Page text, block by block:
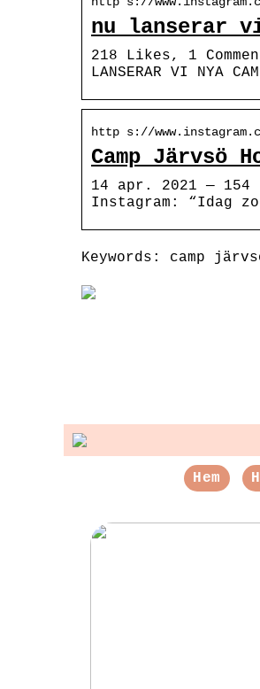
nu lanserar
218 Likes, 1
LANSERAR VI NYA
http s://
Camp Järvsö
14 apr. 2021 — 154
Instagram: “Idag
Keywords: camp
Hem